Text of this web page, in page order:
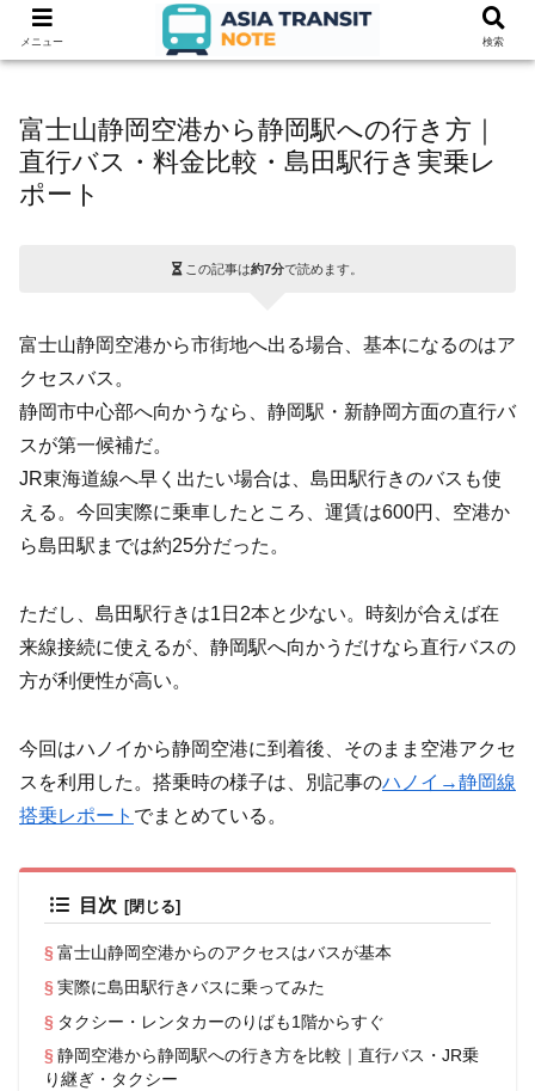
富士山静岡空港から静岡駅への行き方｜
直行バス・料金比較・島田駅行き実乗レ
ポート
この記事は約7分で読めます。
富士山静岡空港から市街地へ出る場合、基本になるのはア
クセスバス。
静岡市中心部へ向かうなら、静岡駅・新静岡方面の直行バ
スが第一候補だ。
JR東海道線へ早く出たい場合は、島田駅行きのバスも使
える。今回実際に乗車したところ、運賃は600円、空港か
ら島田駅までは約25分だった。
ただし、島田駅行きは1日2本と少ない。時刻が合えば在
来線接続に使えるが、静岡駅へ向かうだけなら直行バスの
方が利便性が高い。
今回はハノイから静岡空港に到着後、そのまま空港アクセ
スを利用した。搭乗時の様子は、別記事のハノイ→静岡線
搭乗レポート でまとめている。
目次
富士山静岡空港からのアクセスはバスが基本
実際に島田駅行きバスに乗ってみた
タクシー・レンタカーのりばも1階からすぐ
静岡空港から静岡駅への行き方を比較｜直行バス・JR乗
り継ぎ・タクシー
メニュー 検索